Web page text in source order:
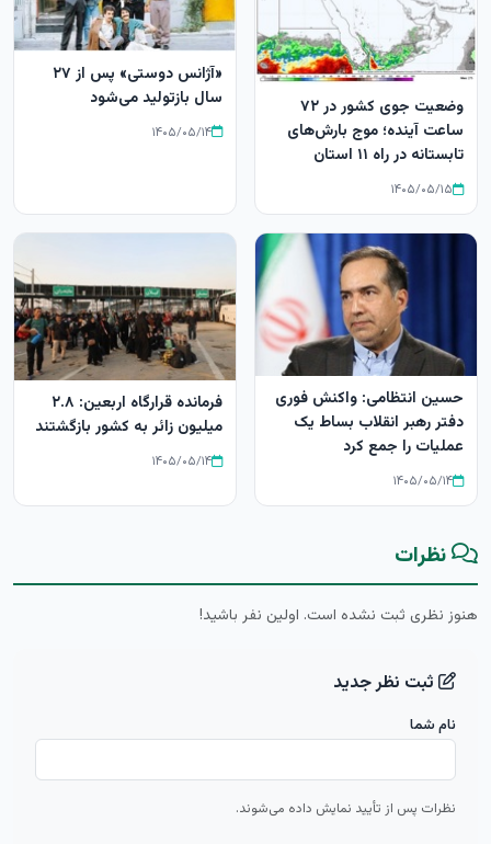
وضعیت جوی کشور در ۷۲
ساعت آینده؛ موج بارش‌های
تابستانه در راه ۱۱ استان
۱۴۰۵/۰۵/۱۵
«آژانس دوستی» پس از ۲۷
سال بازتولید می‌شود
۱۴۰۵/۰۵/۱۴
حسین انتظامی: واکنش فوری
دفتر رهبر انقلاب بساط یک
عملیات را جمع کرد
۱۴۰۵/۰۵/۱۴
فرمانده قرارگاه اربعین: ۲.۸
میلیون زائر به کشور بازگشتند
۱۴۰۵/۰۵/۱۴
نظرات
هنوز نظری ثبت نشده است. اولین نفر باشید!
ثبت نظر جدید
نام شما
نظرات پس از تأیید نمایش داده می‌شوند.